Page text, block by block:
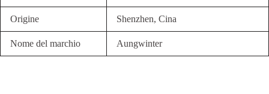
Origine Shenzhen, Cina
Nome del marchio Aungwinter